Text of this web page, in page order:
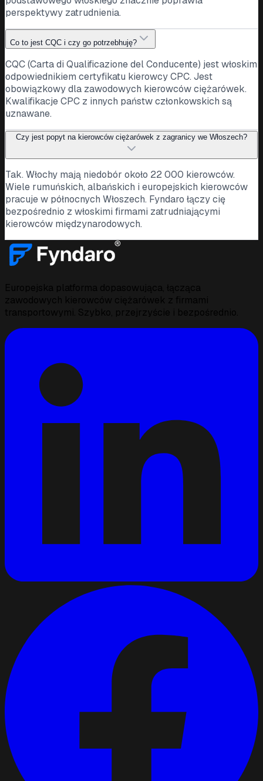
perspektywy zatrudnienia.
Co to jest CQC i czy go potrzebhuję?
CQC (Carta di Qualificazione del Conducente) jest włoskim
odpowiednikiem certyfikatu kierowcy CPC. Jest
obowiązkowy dla zawodowych kierowców ciężarówek.
Kwalifikacje CPC z innych państw członkowskich są
uznawane.
Czy jest popyt na kierowców ciężarówek z zagranicy we Włoszech?
Tak. Włochy mają niedobór około 22 000 kierowców.
Wiele rumuńskich, albańskich i europejskich kierowców
pracuje w północnych Włoszech. Fyndaro łączy cię
bezpośrednio z włoskimi firmami zatrudniającymi
kierowców międzynarodowych.